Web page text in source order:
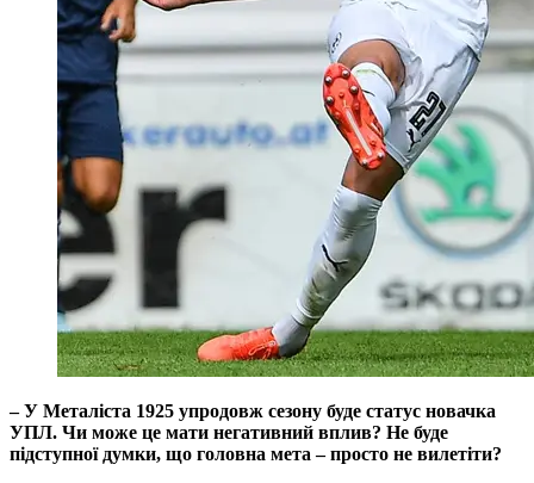
–​​​​​​​ У Металіста 1925 упродовж сезону буде статус новачка
УПЛ. Чи може це мати негативний вплив? Не буде
підступної думки, що головна мета –​​​​​​​ просто не вилетіти?